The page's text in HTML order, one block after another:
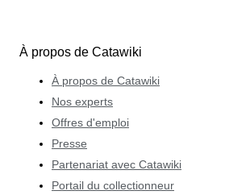
À propos de Catawiki
À propos de Catawiki
Nos experts
Offres d'emploi
Presse
Partenariat avec Catawiki
Portail du collectionneur